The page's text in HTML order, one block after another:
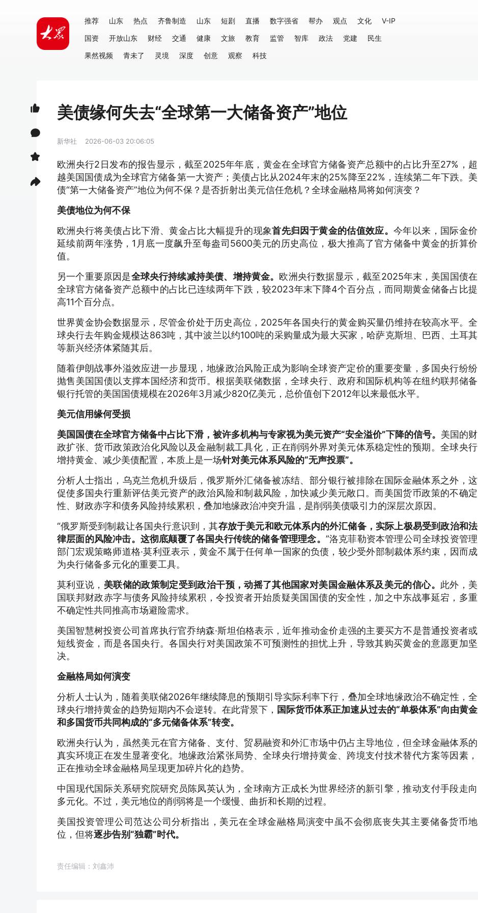
推荐 山东 热点 齐鲁制造 山东 短剧 直播 数字强省 帮办 观点 文化
V-IP
国资
开放山东 财经 交通 健康 文旅 教育 监管 智库 政法 党建
民生
果然视频
青未了 灵境 深度 创意 观察 科技
美债缘何失去“全球第一大储备资产”地位
新华社 2026-06-03 20:06:05
欧洲央行2日发布的报告显示，截至2025年年底，黄金在全球官方储备资产总额中的占比升至27%，超
越美国国债成为全球官方储备第一大资产；美债占比从2024年末的25%降至22%，连续第二年下跌。美
债“第一大储备资产”地位为何不保？是否折射出美元信任危机？全球金融格局将如何演变？
美债地位为何不保
欧洲央行将美债占比下滑、黄金占比大幅提升的现象首先归因于黄金的估值效应。今年以来，国际金价
延续前两年涨势，1月底一度飙升至每盎司5600美元的历史高位，极大推高了官方储备中黄金的折算价
值。
另一个重要原因是全球央行持续减持美债、增持黄金。 欧洲央行数据显示，截至2025年末，美国国债在
全球官方储备资产总额中的占比已连续两年下跌，较2023年末下降4个百分点，而同期黄金储备占比提
高11个百分点。
世界黄金协会数据显示，尽管金价处于历史高位，2025年各国央行的黄金购买量仍维持在较高水平。全
球央行去年购金规模达863吨，其中波兰以约100吨的采购量成为最大买家，哈萨克斯坦、巴西、土耳其
等新兴经济体紧随其后。
随着伊朗战事外溢效应进一步显现，地缘政治风险正成为影响全球资产定价的重要变量，多国央行纷纷
抛售美国国债以支撑本国经济和货币。根据美联储数据，全球央行、政府和国际机构等在纽约联邦储备
银行托管的美国国债规模在2026年3月减少820亿美元，总价值创下2012年以来最低水平。
美元信用缘何受损
美国国债在全球官方储备中占比下滑，被许多机构与专家视为美元资产“安全溢价”下降的信号。 美国的财
政扩张、货币政策政治化风险以及金融制裁工具化，正在削弱外界对美元体系稳定性的预期。全球央行
增持黄金、减少美债配置，本质上是一场针对美元体系风险的“无声投票”。
分析人士指出，乌克兰危机升级后，俄罗斯外汇储备被冻结、部分银行被排除在国际金融体系之外，这
促使多国央行重新评估美元资产的政治风险和制裁风险，加快减少美元敞口。而美国货币政策的不确定
性、财政赤字和债务风险持续累积，叠加地缘政治冲突升温，是削弱美债吸引力的深层次原因。
“俄罗斯受到制裁让各国央行意识到，其存放于美元和欧元体系内的外汇储备，实际上极易受到政治和法
律层面的风险冲击。这彻底颠覆了各国央行传统的储备管理理念。 ”洛克菲勒资本管理公司全球投资管理
部门宏观策略师道格·莫利亚表示，黄金不属于任何单一国家的负债，较少受外部制裁体系约束，因而成
为央行储备多元化的重要工具。
莫利亚说， 美联储的政策制定受到政治干预，动摇了其他国家对美国金融体系及美元的信心。 此外，美
国联邦财政赤字与债务风险持续累积，令投资者开始质疑美国国债的安全性，加之中东战事延宕，多重
不确定性共同推高市场避险需求。
美国智慧树投资公司首席执行官乔纳森·斯坦伯格表示，近年推动金价走强的主要买方不是普通投资者或
短线资金，而是各国央行。各国央行对美国政策不可预测性的担忧上升，导致其购买黄金的意愿更加坚
决。
金融格局如何演变
分析人士认为，随着美联储2026年继续降息的预期引导实际利率下行，叠加全球地缘政治不确定性，全
球央行增持黄金的趋势短期内不会逆转。在此背景下， 国际货币体系正加速从过去的“单极体系”向由黄金
和多国货币共同构成的“多元储备体系”转变。
欧洲央行认为，虽然美元在官方储备、支付、贸易融资和外汇市场中仍占主导地位，但全球金融体系的
真实环境正在发生显著变化。地缘政治紧张局势、全球央行增持黄金、跨境支付技术替代方案等因素，
正在推动全球金融格局呈现更加碎片化的趋势。
中国现代国际关系研究院研究员陈凤英认为，全球南方正成长为世界经济的新引擎，推动支付手段走向
多元化。不过，美元地位的削弱将是一个缓慢、曲折和长期的过程。
美国投资管理公司范达公司分析指出，美元在全球金融格局演变中虽不会彻底丧失其主要储备货币地
位，但将逐步告别“独霸”时代。
责任编辑：刘鑫沛